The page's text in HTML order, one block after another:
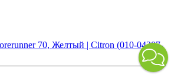
70, Желтый | Citron (010-04307-